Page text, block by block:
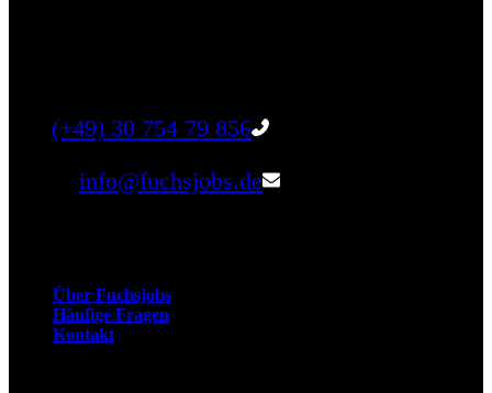
(+49) 30 754 79 856
info@fuchsjobs.de
Über Fuchsjobs
Häufige Fragen
Kontakt